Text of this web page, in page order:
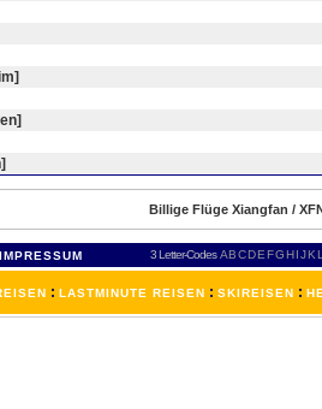
Billige Flüge Xiangfan /
IMPRESSUM 3 Letter-Codes ABCDEFGH IJKL
: LASTMINUTE REISEN : SKIREISEN :